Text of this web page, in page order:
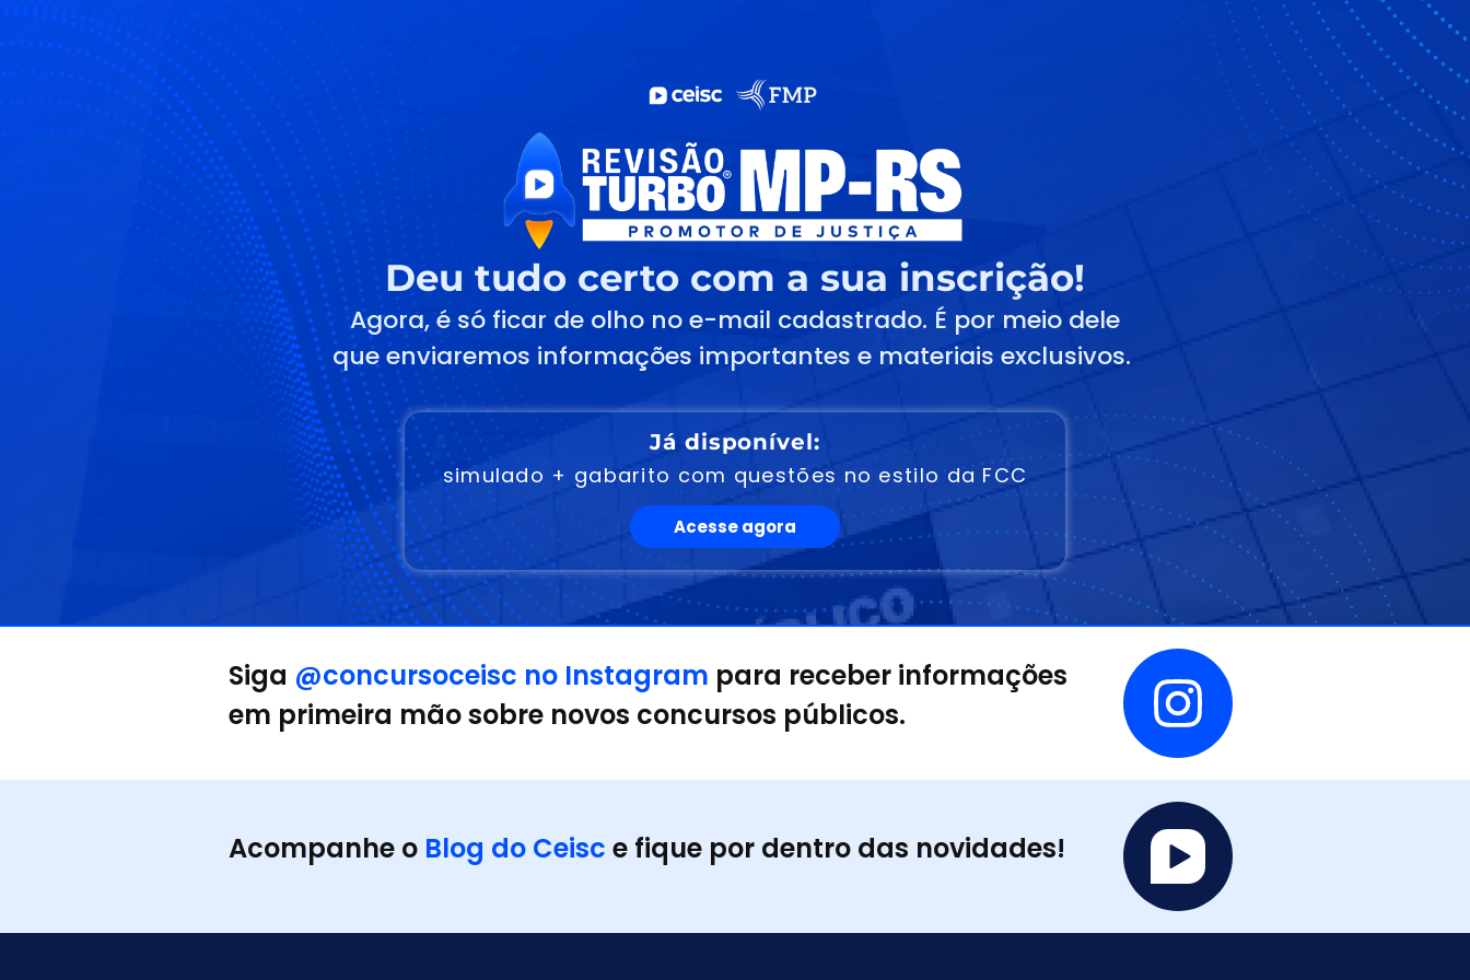
Deu tudo certo com a sua inscrição!
Agora, é só ficar de olho no e-mail cadastrado. É por meio dele
que enviaremos informações importantes e materiais exclusivos.
Já disponível:
simulado + gabarito com questões no estilo da FCC
Acesse agora
Siga @concursoceisc no Instagram para receber informações
em primeira mão sobre novos concursos públicos.
Acompanhe o Blog do Ceisc e fique por dentro das novidades!